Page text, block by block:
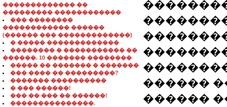
������������� ��
��������� ������������
��� ��������
������������ ������
(������ ��� �������������)
� ����� �������������
�������� � ����������� ��
������. 10 ������� ��������
����� �� ������� � �������
��� ���� �� ���������?
������� ����������
� ��� ������!
��� �� ��� �� ������!
���������������.
������
������